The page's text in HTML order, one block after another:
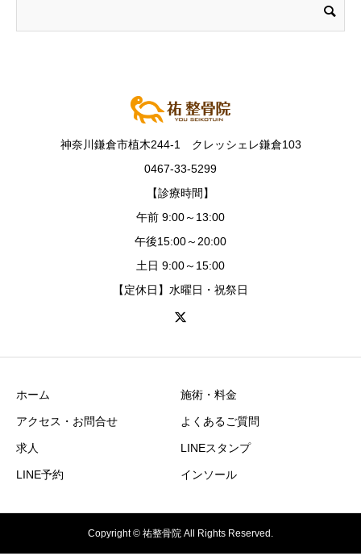
神奈川鎌倉市植木244-1 クレッシェレ鎌倉103
0467-33-5299
【診療時間】
午前 9:00～13:00
午後15:00～20:00
土日 9:00～15:00
【定休日】水曜日・祝祭日
ホーム 施術・料金
アクセス・お問合せ よくあるご質問
求人 LINEスタンプ
LINE予約 インソール
Copyright © 祐整骨院 All Rights Reserved.